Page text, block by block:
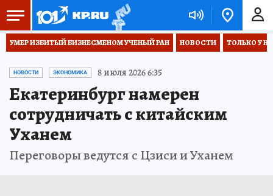
УМЕР ИЗБИТЫЙ БИЗНЕСМЕНОМ УЧЕНЫЙ РАН НОВОСТИ ТОЛЬКО У
НОВОСТИ ЭКОНОМИКА 8 июля 2026 6:35
Екатеринбург намерен
сотрудничать с китайским
Уханем
Переговоры ведутся с Цзиси и Уханем